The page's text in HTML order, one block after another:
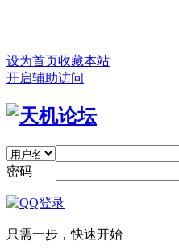
设为首页收藏本站
开启辅助访问
密码
只需一步，快速开始